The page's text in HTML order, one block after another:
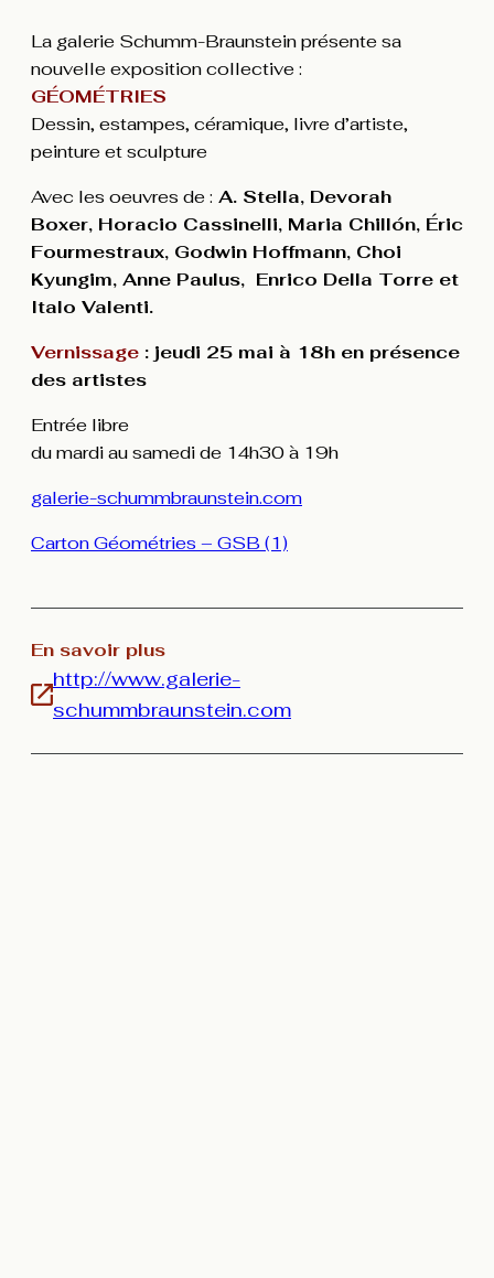
La galerie Schumm-Braunstein présente sa
nouvelle exposition collective :
GÉOMÉTRIES
Dessin, estampes, céramique, livre d’artiste,
peinture et sculpture
Avec les oeuvres de : A. Stella, Devorah
Boxer, Horacio Cassinelli, Maria Chillón, Éric
Fourmestraux, Godwin Hoffmann, Choi
Kyungim, Anne Paulus, Enrico Della Torre et
Italo Valenti.
Vernissage : jeudi 25 mai à 18h en présence
des artistes
Entrée libre
du mardi au samedi de 14h30 à 19h
galerie-schummbraunstein.com
Carton Géométries – GSB (1)
En savoir plus
http://www.galerie-
schummbraunstein.com